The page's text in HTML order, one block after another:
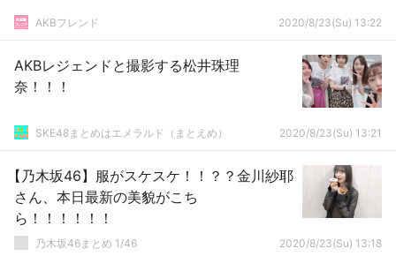
AKBフレンド 2020/8/23(Su) 13:22
AKBレジェンドと撮影する松井珠理
奈！！！
SKE48まとめはエメラルド（まとえめ） 2020/8/23(Su) 13:21
【乃木坂46】服がスケスケ！！？？金川紗耶
さん、本日最新の美貌がこち
ら！！！！！！
乃木坂46まとめ 1/46 2020/8/23(Su) 13:18